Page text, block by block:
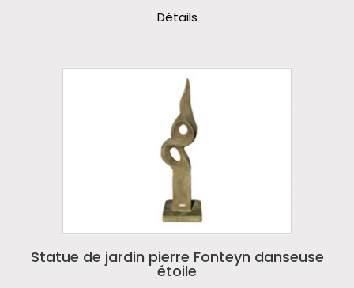
Détails
Statue de jardin pierre Fonteyn danseuse
étoile